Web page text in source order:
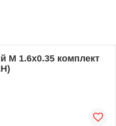
М 1.6х0.35 комплект